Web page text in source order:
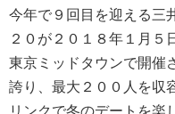
今年で９回目を迎える三
２０が２０１８年１月５
東京ミッドタウンで開催
誇り、最大２００人を収